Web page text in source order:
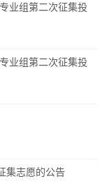
业组第二次征集投
业组第二次征集投
集志愿的公告